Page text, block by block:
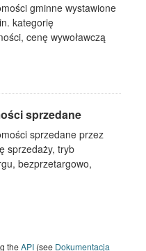
gminne wystawione
kategorię
cenę wywoławczą
sprzedane
sprzedane przez
sprzedaży, tryb
bezprzetargowo,
theAPI (see Dokumentacja